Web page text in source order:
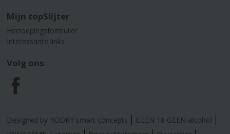
Mijn topSlijter
Herroepingsformulier
Interessante links
Volg ons
F
a
Designed by YOOKY smart concepts
GEEN 18 GEEN alcohol